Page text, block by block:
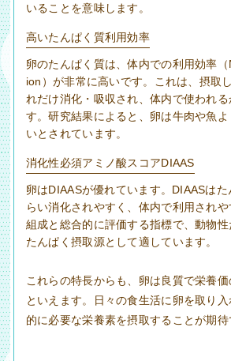
いることを意味します。
高いたんぱく質利用効率
卵のたんぱく質は、体内での利用効率
ion）が非常に高いです。これは、摂取
れだけ消化・吸収され、体内で使われ
す。研究結果によると、卵は牛肉や魚
いとされています。
消化性必須アミノ酸スコアDIAAS
卵はDIAASが優れています。DIAASはた
らい消化されやすく、体内で利用され
組成と総合的に評価する指標で、動物
たんぱく摂取源として適しています。
これらの特長からも、卵は良質で栄養
といえます。日々の食生活に卵を取り
的に必要な栄養素を摂取することが期待